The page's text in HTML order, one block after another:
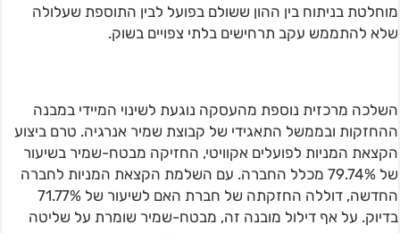
מוחלטת בניתוח בין ההון ששולם בפועל לבין התוספת שעלולה
שלא להתממש עקב תרחישים בלתי צפויים בשוק.
השלכה מרכזית נוספת מהעסקה נוגעת לשינוי המיידי במבנה
ההחזקות ובממשל התאגידי של קבוצת שמיר אנרגיה. טרם ביצוע
הקצאת המניות לפועלים אקוויטי, החזיקה מבטח-שמיר בשיעור
של 79.74% מכלל החברה. עם השלמת הקצאת המניות לחברה
החדשה, דוללה החזקתה של חברת האם לשיעור של 71.77%
בדיוק. על אף דילול מובנה זה, מבטח-שמיר שומרת על שליטה